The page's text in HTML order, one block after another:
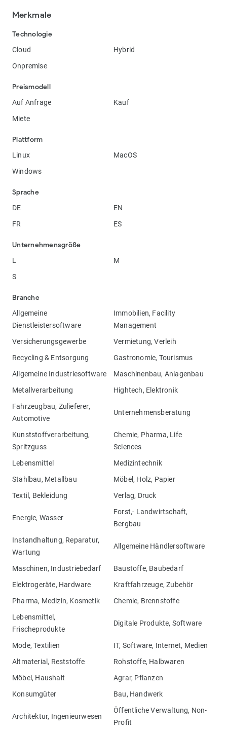
Merkmale
Technologie
Cloud
Hybrid
Onpremise
Preismodell
Auf Anfrage
Kauf
Miete
Plattform
Linux
MacOS
Windows
Sprache
DE
EN
FR
ES
Unternehmensgröße
L
M
S
Branche
Allgemeine
Dienstleistersoftware
Immobilien, Facility
Management
Versicherungsgewerbe
Vermietung, Verleih
Recycling & Entsorgung
Gastronomie, Tourismus
Allgemeine Industriesoftware
Maschinenbau, Anlagenbau
Metallverarbeitung
Hightech, Elektronik
Fahrzeugbau, Zulieferer,
Automotive
Unternehmensberatung
Kunststoffverarbeitung,
Spritzguss
Chemie, Pharma, Life
Sciences
Lebensmittel
Medizintechnik
Stahlbau, Metallbau
Möbel, Holz, Papier
Textil, Bekleidung
Verlag, Druck
Energie, Wasser
Forst,- Landwirtschaft,
Bergbau
Instandhaltung, Reparatur,
Wartung
Allgemeine Händlersoftware
Maschinen, Industriebedarf
Baustoffe, Baubedarf
Elektrogeräte, Hardware
Kraftfahrzeuge, Zubehör
Pharma, Medizin, Kosmetik
Chemie, Brennstoffe
Lebensmittel,
Frischeprodukte
Digitale Produkte, Software
Mode, Textilien
IT, Software, Internet, Medien
Altmaterial, Reststoffe
Rohstoffe, Halbwaren
Möbel, Haushalt
Agrar, Pflanzen
Konsumgüter
Bau, Handwerk
Architektur, Ingenieurwesen
Öffentliche Verwaltung, Non-
Profit